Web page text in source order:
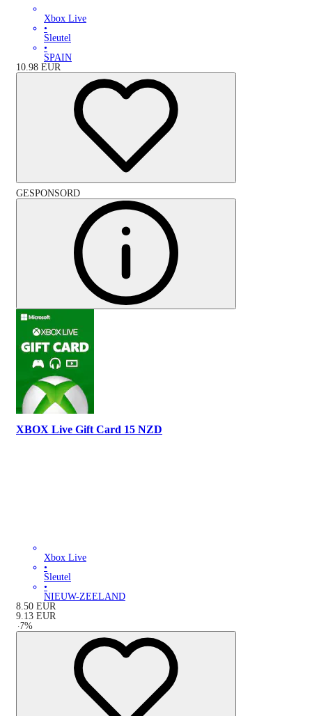
Xbox Live
•
Sleutel
•
SPAIN
10.98 EUR
GESPONSORD
XBOX Live Gift Card 15 NZD
Xbox Live
•
Sleutel
•
NIEUW-ZEELAND
8.50 EUR
9.13 EUR
-7%